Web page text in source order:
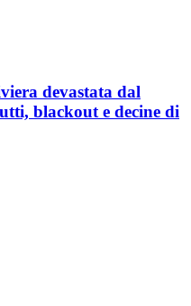
devastata dal
blackout e decine di